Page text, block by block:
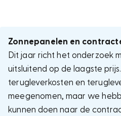
Zonnepanelen en
Dit jaar richt het onderzoek
uitsluitend op de laagste
terugleverkosten en
meegenomen, maar we
kunnen doen naar de